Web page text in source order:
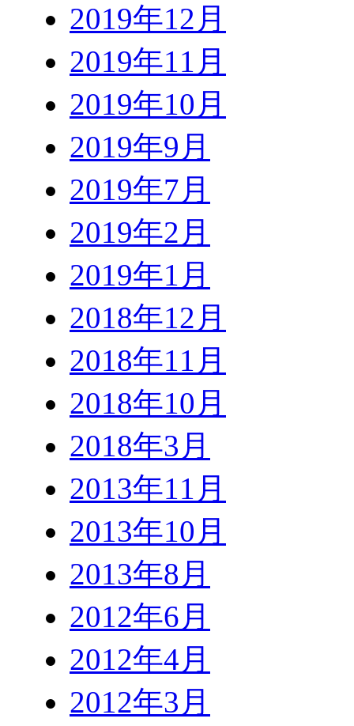
2019年12月
2019年11月
2019年10月
2019年9月
2019年7月
2019年2月
2019年1月
2018年12月
2018年11月
2018年10月
2018年3月
2013年11月
2013年10月
2013年8月
2012年6月
2012年4月
2012年3月